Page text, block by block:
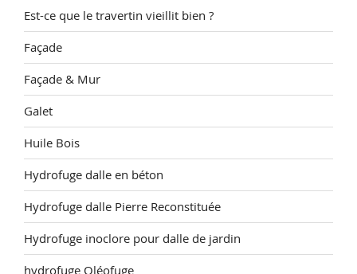
Est-ce que le travertin vieillit bien ?
Façade
Façade & Mur
Galet
Huile Bois
Hydrofuge dalle en béton
Hydrofuge dalle Pierre Reconstituée
Hydrofuge inoclore pour dalle de jardin
hydrofuge Oléofuge